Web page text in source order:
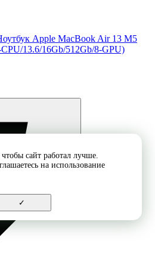
Apple MacBook Air 13 M5
13.6/16Gb/512Gb/8-GPU)
сайт работал лучше.
на использование
✓